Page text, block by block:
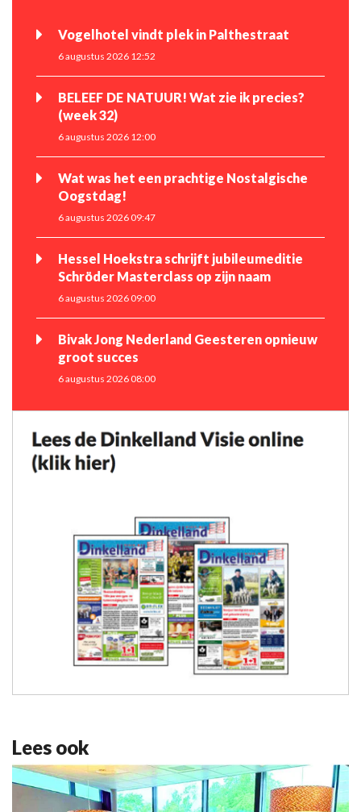
Vogelhotel vindt plek in Palthestraat
6 augustus 2026 12:52
BELEEF DE NATUUR! Wat zie ik precies?
(week 32)
6 augustus 2026 12:00
Wat was het een prachtige Nostalgische
Oogstdag!
6 augustus 2026 09:47
Hessel Hoekstra schrijft jubileumeditie
Schröder Masterclass op zijn naam
6 augustus 2026 09:00
Bivak Jong Nederland Geesteren opnieuw
groot succes
6 augustus 2026 08:00
Lees ook